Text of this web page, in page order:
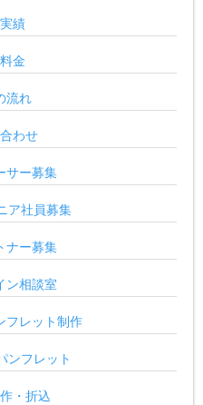
績
金
流れ
わせ
サー募集
ア社員募集
ナー募集
ン相談室
フレット制作
ンフレット
・折込